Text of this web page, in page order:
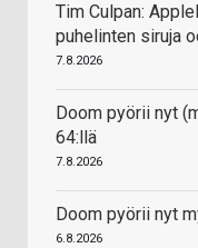
Tim Culpan:
puhelinten siruja
7.8.2026
Doom pyörii nyt
64:llä
7.8.2026
Doom pyörii nyt
6.8.2026